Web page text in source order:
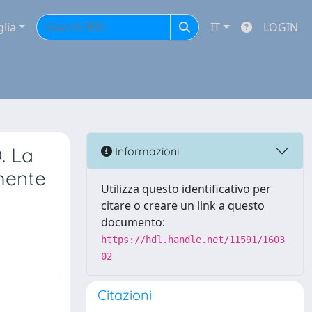
IT LOGIN
La
Informazioni
Utilizza questo identificativo per
citare o creare un link a questo
documento:
https://hdl.handle.net/11591/1603
02
Citazioni